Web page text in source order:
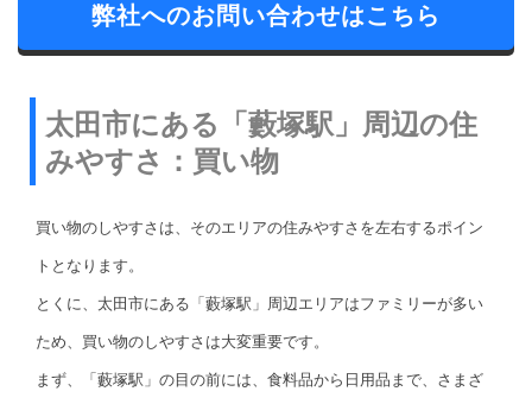
弊社へのお問い合わせはこちら
太田市にある「藪塚駅」周辺の住
みやすさ：買い物
買い物のしやすさは、そのエリアの住みやすさを左右するポイン
トとなります。
とくに、太田市にある「藪塚駅」周辺エリアはファミリーが多い
ため、買い物のしやすさは大変重要です。
まず、「藪塚駅」の目の前には、食料品から日用品まで、さまざ